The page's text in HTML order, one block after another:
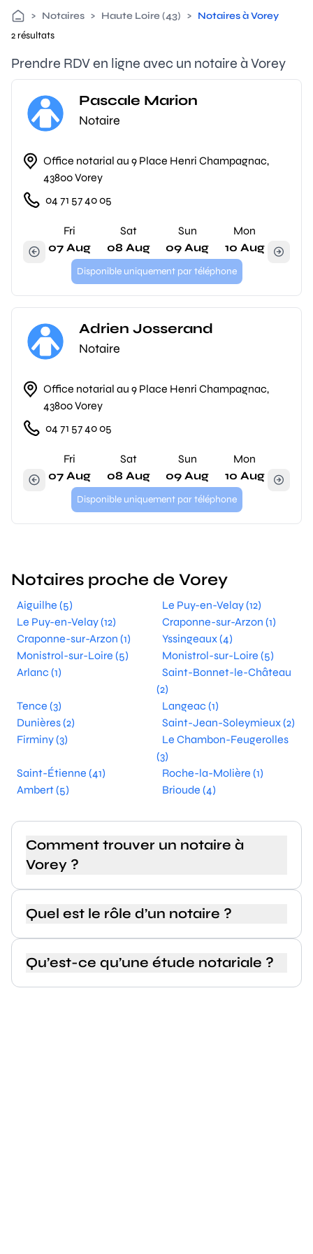
> Notaires > Haute Loire (43) > Notaires à Vorey
2 résultats
Prendre RDV en ligne avec un notaire à Vorey
Pascale Marion
Notaire
Office notarial au 9 Place Henri Champagnac,
43800 Vorey
04 71 57 40 05
Fri
07 Aug
Sat
08 Aug
Sun
09 Aug
Mon
10 Aug
Disponible uniquement par téléphone
Adrien Josserand
Notaire
Office notarial au 9 Place Henri Champagnac,
43800 Vorey
04 71 57 40 05
Fri
07 Aug
Sat
08 Aug
Sun
09 Aug
Mon
10 Aug
Disponible uniquement par téléphone
Notaires proche de Vorey
Aiguilhe (5)
Le Puy-en-Velay (12)
Le Puy-en-Velay (12)
Craponne-sur-Arzon (1)
Craponne-sur-Arzon (1)
Yssingeaux (4)
Monistrol-sur-Loire (5)
Monistrol-sur-Loire (5)
Arlanc (1)
Saint-Bonnet-le-Château
(2)
Tence (3)
Langeac (1)
Dunières (2)
Saint-Jean-Soleymieux (2)
Firminy (3)
Le Chambon-Feugerolles
(3)
Saint-Étienne (41)
Roche-la-Molière (1)
Ambert (5)
Brioude (4)
Comment trouver un notaire à
Vorey ?
Quel est le rôle d’un notaire ?
Qu’est-ce qu’une étude notariale ?